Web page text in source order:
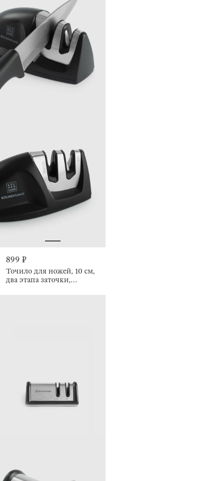
899 ₽
Точило для ножей, 10 см,
два этапа заточки,